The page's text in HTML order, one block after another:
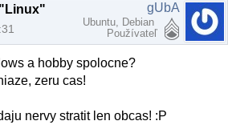
gUbA
Ubuntu, Debian
Používateľ
a hobby spolocne?
zeru cas!
nervy stratit len obcas! :P